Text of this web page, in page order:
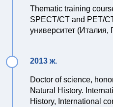
Thematic training
SPECT/CT and PET/
университет (Италия,
2013 ж.
Doctor of science,
Natural History.
History, International